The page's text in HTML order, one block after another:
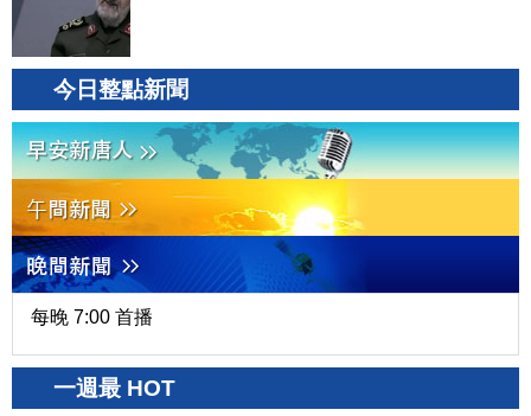
今日整點新聞
每晚 7:00 首播
一週最 HOT